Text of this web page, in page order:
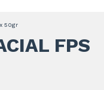
x 50gr
FPS